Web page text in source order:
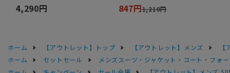
4,290円 847円1,210円
ホーム 【アウトレット】トップ 【アウトレット】メンズ
ホーム
セットセール
メンズスーツ・ジャケット・コート・フォ